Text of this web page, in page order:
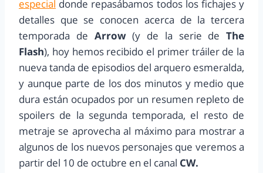
especial donde repasábamos todos los fichajes y
detalles que se conocen acerca de la tercera
temporada de Arrow(y de la serie de The
Flash), hoy hemos recibido el primer tráiler de la
nueva tanda de episodios del arquero esmeralda,
y aunque parte de los dos minutos y medio que
dura están ocupados por un resumen repleto de
spoilers de la segunda temporada, el resto de
metraje se aprovecha al máximo para mostrar a
algunos de los nuevos personajes que veremos a
partir del 10 de octubre en el canal CW.